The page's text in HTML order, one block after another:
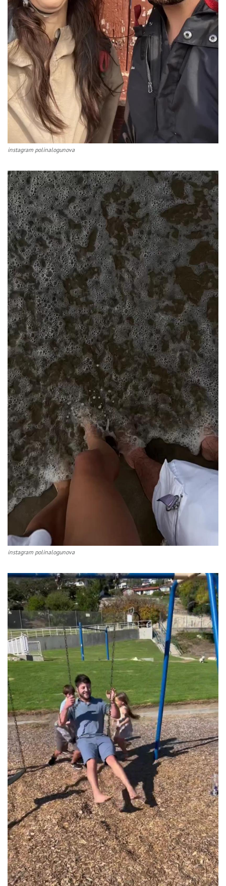
instagram polinalogunova
instagram polinalogunova